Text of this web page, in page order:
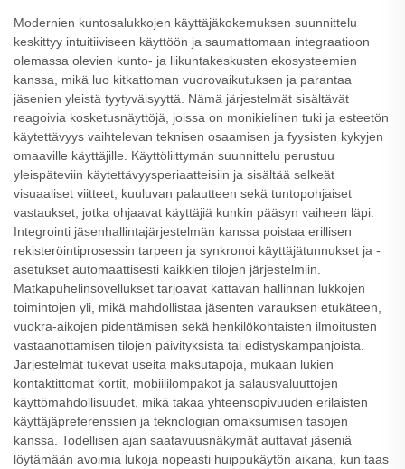
Modernien kuntosalukkojen käyttäjäkokemuksen suunnittelu
keskittyy intuitiiviseen käyttöön ja saumattomaan integraatioon
olemassa olevien kunto- ja liikuntakeskusten ekosysteemien
kanssa, mikä luo kitkattoman vuorovaikutuksen ja parantaa
jäsenien yleistä tyytyväisyyttä. Nämä järjestelmät sisältävät
reagoivia kosketusnäyttöjä, joissa on monikielinen tuki ja esteetön
käytettävyys vaihtelevan teknisen osaamisen ja fyysisten kykyjen
omaaville käyttäjille. Käyttöliittymän suunnittelu perustuu
yleispäteviin käytettävyysperiaatteisiin ja sisältää selkeät
visuaaliset viitteet, kuuluvan palautteen sekä tuntopohjaiset
vastaukset, jotka ohjaavat käyttäjiä kunkin pääsyn vaiheen läpi.
Integrointi jäsenhallintajärjestelmän kanssa poistaa erillisen
rekisteröintiprosessin tarpeen ja synkronoi käyttäjätunnukset ja -
asetukset automaattisesti kaikkien tilojen järjestelmiin.
Matkapuhelinsovellukset tarjoavat kattavan hallinnan lukkojen
toimintojen yli, mikä mahdollistaa jäsenten varauksen etukäteen,
vuokra-aikojen pidentämisen sekä henkilökohtaisten ilmoitusten
vastaanottamisen tilojen päivityksistä tai edistyskampanjoista.
Järjestelmät tukevat useita maksutapoja, mukaan lukien
kontaktittomat kortit, mobiililompakot ja salausvaluuttojen
käyttömahdollisuudet, mikä takaa yhteensopivuuden erilaisten
käyttäjäpreferenssien ja teknologian omaksumisen tasojen
kanssa. Todellisen ajan saatavuusnäkymät auttavat jäseniä
löytämään avoimia lukoja nopeasti huippukäytön aikana, kun taas